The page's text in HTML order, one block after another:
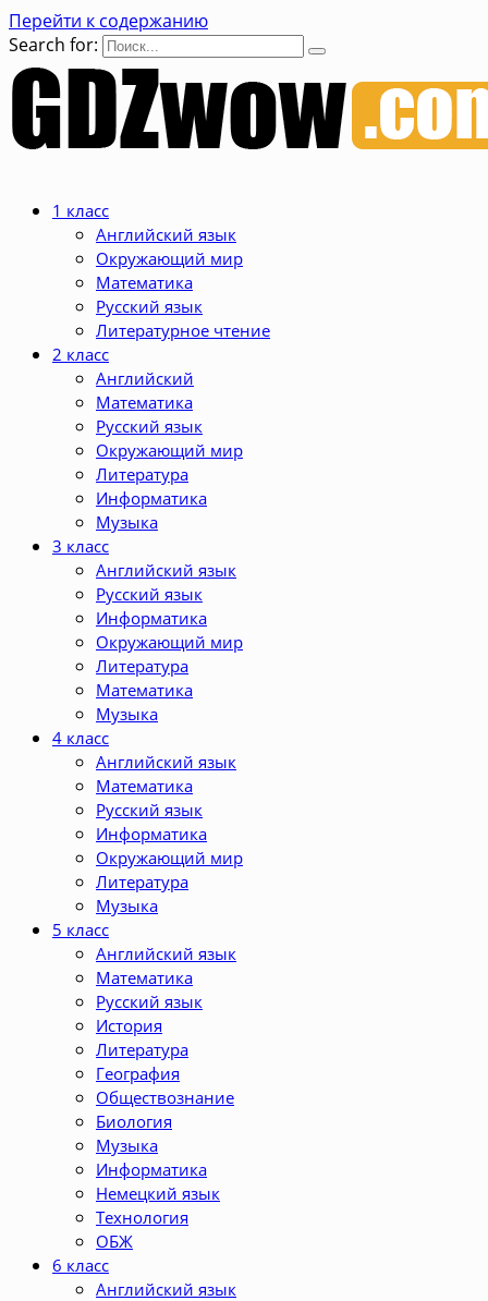
Перейти к содержанию
Search for:
1 класс
Английский язык
Окружающий мир
Математика
Русский язык
Литературное чтение
2 класс
Английский
Математика
Русский язык
Окружающий мир
Литература
Информатика
Музыка
3 класс
Английский язык
Русский язык
Информатика
Окружающий мир
Литература
Математика
Музыка
4 класс
Английский язык
Математика
Русский язык
Информатика
Окружающий мир
Литература
Музыка
5 класс
Английский язык
Математика
Русский язык
История
Литература
География
Обществознание
Биология
Музыка
Информатика
Немецкий язык
Технология
ОБЖ
6 класс
Английский язык